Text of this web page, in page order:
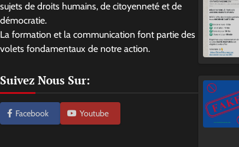
sujets de droits humains, de citoyenneté et de
démocratie.
La formation et la communication font partie des
volets fondamentaux de notre action.
Suivez Nous Sur:
Facebook Youtube